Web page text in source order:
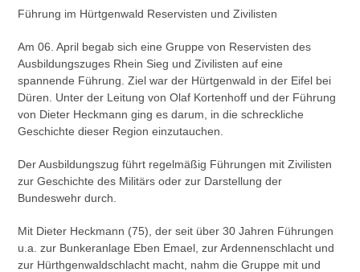
Führung im Hürtgenwald Reservisten und Zivilisten
Am 06. April begab sich eine Gruppe von Reservisten des
Ausbildungszuges Rhein Sieg und Zivilisten auf eine
spannende Führung. Ziel war der Hürtgenwald in der Eifel bei
Düren. Unter der Leitung von Olaf Kortenhoff und der Führung
von Dieter Heckmann ging es darum, in die schreckliche
Geschichte dieser Region einzutauchen.
Der Ausbildungszug führt regelmäßig Führungen mit Zivilisten
zur Geschichte des Militärs oder zur Darstellung der
Bundeswehr durch.
Mit Dieter Heckmann (75), der seit über 30 Jahren Führungen
u.a. zur Bunkeranlage Eben Emael, zur Ardennenschlacht und
zur Hürthgenwaldschlacht macht, nahm die Gruppe mit und